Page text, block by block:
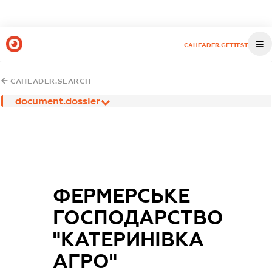
CAHEADER.GETTEST
CAHEADER.SEARCH
document.dossier
ФЕРМЕРСЬКЕ
ГОСПОДАРСТВО
"КАТЕРИНІВКА
АГРО"